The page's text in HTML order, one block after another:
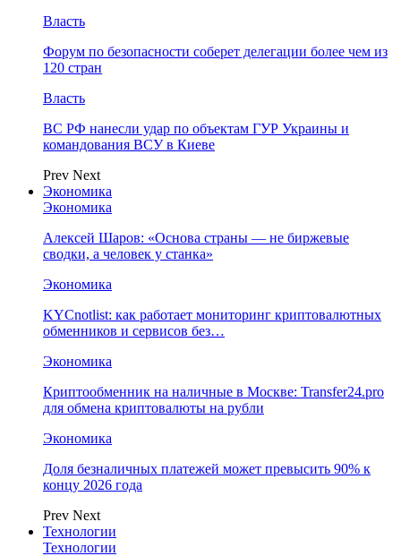
Власть
Форум по безопасности соберет делегации более чем из
120 стран
Власть
ВС РФ нанесли удар по объектам ГУР Украины и
командования ВСУ в Киеве
Prev Next
Экономика
Экономика
Алексей Шаров: «Основа страны — не биржевые
сводки, а человек у станка»
Экономика
KYCnotlist: как работает мониторинг криптовалютных
обменников и сервисов без…
Экономика
Криптообменник на наличные в Москве: Transfer24.pro
для обмена криптовалюты на рубли
Экономика
Доля безналичных платежей может превысить 90% к
концу 2026 года
Prev Next
Технологии
Технологии